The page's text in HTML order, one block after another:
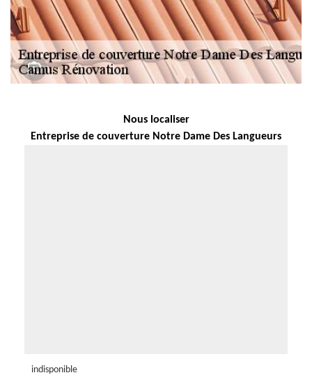
Nous localiser
Entreprise de couverture Notre Dame Des Langueurs
indisponible